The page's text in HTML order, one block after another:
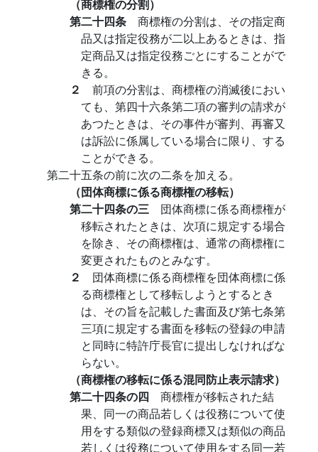
（商標権の分割）
第二十四条 商標権の分割は、その指定商
品又は指定役務が二以上あるときは、指
定商品又は指定役務ごとにすることがで
きる。
２ 前項の分割は、商標権の消滅後におい
ても、第四十六条第二項の審判の請求が
あつたときは、その事件が審判、再審又
は訴訟に係属している場合に限り、する
ことができる。
第二十五条の前に次の二条を加える。
（団体商標に係る商標権の移転）
第二十四条の三 団体商標に係る商標権が
移転されたときは、次項に規定する場合
を除き、その商標権は、通常の商標権に
変更されたものとみなす。
２ 団体商標に係る商標権を団体商標に係
る商標権として移転しようとするとき
は、その旨を記載した書面及び第七条第
三項に規定する書面を移転の登録の申請
と同時に特許庁長官に提出しなければな
らない。
（商標権の移転に係る混同防止表示請求）
第二十四条の四 商標権が移転された結
果、同一の商品若しくは役務について使
用をする類似の登録商標又は類似の商品
若しくは役務について使用をする同一若